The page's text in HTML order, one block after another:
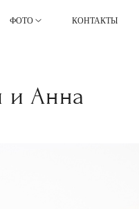
ФОТО КОНТАКТЫ
и Анна